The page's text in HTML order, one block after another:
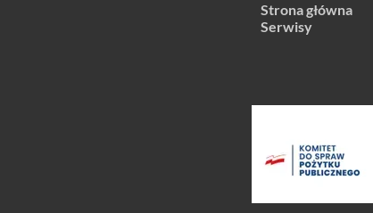
Strona główna
Serwisy